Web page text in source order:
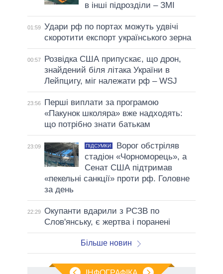
в інші підрозділи – ЗМІ
01:59 Удари рф по портах можуть удвічі
скоротити експорт українського зерна
00:57
Розвідка США припускає, що дрон,
знайдений біля літака України в
Лейпцигу, міг належати рф – WSJ
23:56
Перші виплати за програмою
«Пакунок школяра» вже надходять:
що потрібно знати батькам
23:09 ПІДСУМКИ
Ворог обстріляв
стадіон «Чорноморець», а
Сенат США підтримав
«пекельні санкції» проти рф. Головне
за день
22:29 Окупанти вдарили з РСЗВ по
Слов'янську, є жертва і поранені
Більше новин